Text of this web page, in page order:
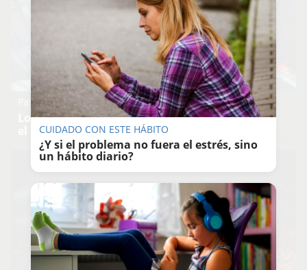
Pasaportes que abren puertas
Los pasaportes más poderosos del mundo, ¿está
el tuyo?
CUIDADO CON ESTE HÁBITO
¿Y si el problema no fuera el estrés, sino
un hábito diario?